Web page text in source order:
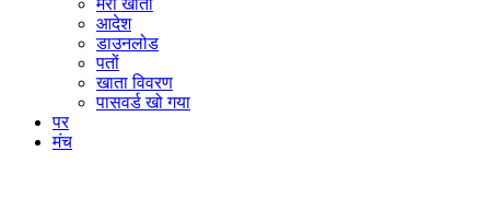
मेरा खाता
आदेश
डाउनलोड
पतों
खाता विवरण
पासवर्ड खो गया
पर
मंच